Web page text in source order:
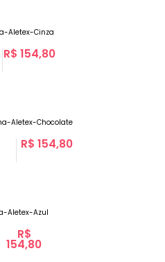
R$ 154,80
R$ 154,80
R$
154,80